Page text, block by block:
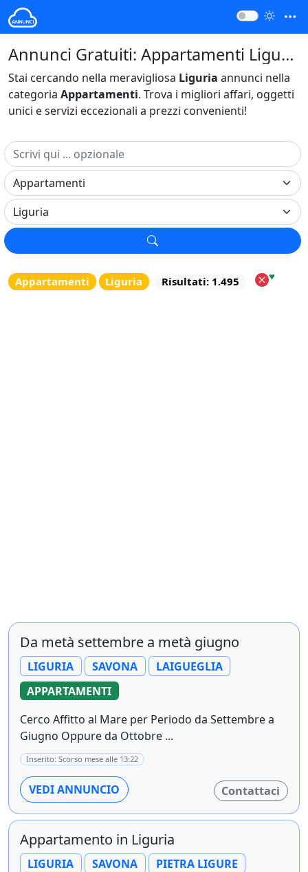
Annunci Gratuiti: Appartamenti Liguria Italia
Stai cercando nella meravigliosa Liguria annunci nella
categoria Appartamenti. Trova i migliori affari, oggetti
unici e servizi eccezionali a prezzi convenienti!
Appartamenti Liguria Risultati: 1.495 ♥
Da metà settembre a metà giugno
LIGURIA SAVONA
LAIGUEGLIA
APPARTAMENTI
Cerco Affitto al Mare per Periodo da Settembre a
Giugno Oppure da Ottobre ...
Inserito: Scorso mese alle 13:22
VEDI ANNUNCIO Contattaci
Appartamento in Liguria
LIGURIA SAVONA
PIETRA LIGURE